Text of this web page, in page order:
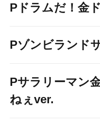
Pドラムだ！金
Pゾンビランド
Pサラリーマン
ねぇver.